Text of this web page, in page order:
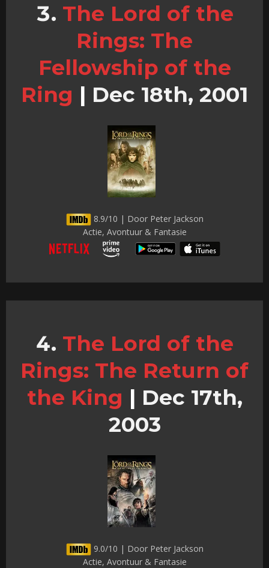
The Lord of the
Rings: The
Fellowship of the
Ring | Dec 18th, 2001
8.9/10 | Door Peter Jackson
Actie, Avontuur & Fantasie
The Lord of the
Rings: The Return of
the King | Dec 17th,
2003
9.0/10 | Door Peter Jackson
Actie, Avontuur & Fantasie